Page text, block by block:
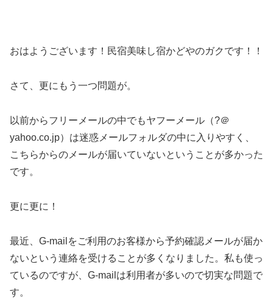
おはようございます！民宿美味し宿かどやのガクです！！
さて、更にもう一つ問題が。
以前からフリーメールの中でもヤフーメール（?＠
yahoo.co.jp）は迷惑メールフォルダの中に入りやすく、
こちらからのメールが届いていないということが多かった
です。
更に更に！
最近、G-mailをご利用のお客様から予約確認メールが届か
ないという連絡を受けることが多くなりました。私も使っ
ているのですが、G-mailは利用者が多いので切実な問題で
す。